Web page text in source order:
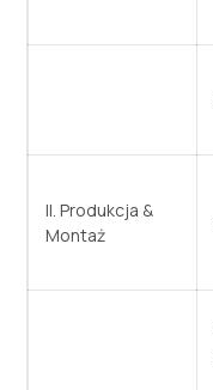
II. Produkcja &
Montaż